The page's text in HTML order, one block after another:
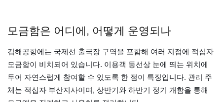
모금함은 어디에, 어떻게 운영되나
김해공항에는 국제선 출국장 구역을 포함해 여러 지점에 적십자
모금함이 비치되어 있습니다. 이용객 동선상 눈에 띄는 위치에
두어 자연스럽게 참여할 수 있도록 한 점이 특징입니다. 관리 주
체는 적십자 부산지사이며, 상반기와 하반기 정기 개함을 통해